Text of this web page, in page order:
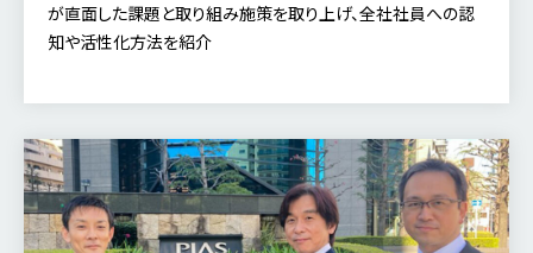
が直面した課題と取り組み施策を取り上げ、全社社員への認
知や活性化方法を紹介